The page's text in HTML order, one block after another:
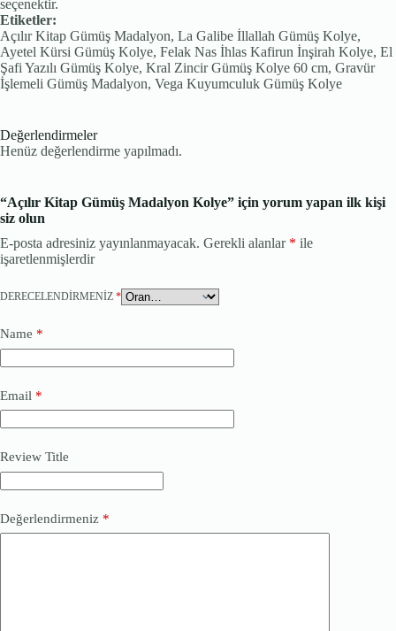
seçenektir.
Etiketler:
Açılır Kitap Gümüş Madalyon, La Galibe İllallah Gümüş Kolye,
Ayetel Kürsi Gümüş Kolye, Felak Nas İhlas Kafirun İnşirah Kolye, El
Şafi Yazılı Gümüş Kolye, Kral Zincir Gümüş Kolye 60 cm, Gravür
İşlemeli Gümüş Madalyon, Vega Kuyumculuk Gümüş Kolye
Değerlendirmeler
Henüz değerlendirme yapılmadı.
“Açılır Kitap Gümüş Madalyon Kolye” için yorum yapan ilk kişi
siz olun
E-posta adresiniz yayınlanmayacak. Gerekli alanlar * ile
işaretlenmişlerdir
DERECELENDIRMENIZ *
Name *
Email *
Review Title
Değerlendirmeniz *